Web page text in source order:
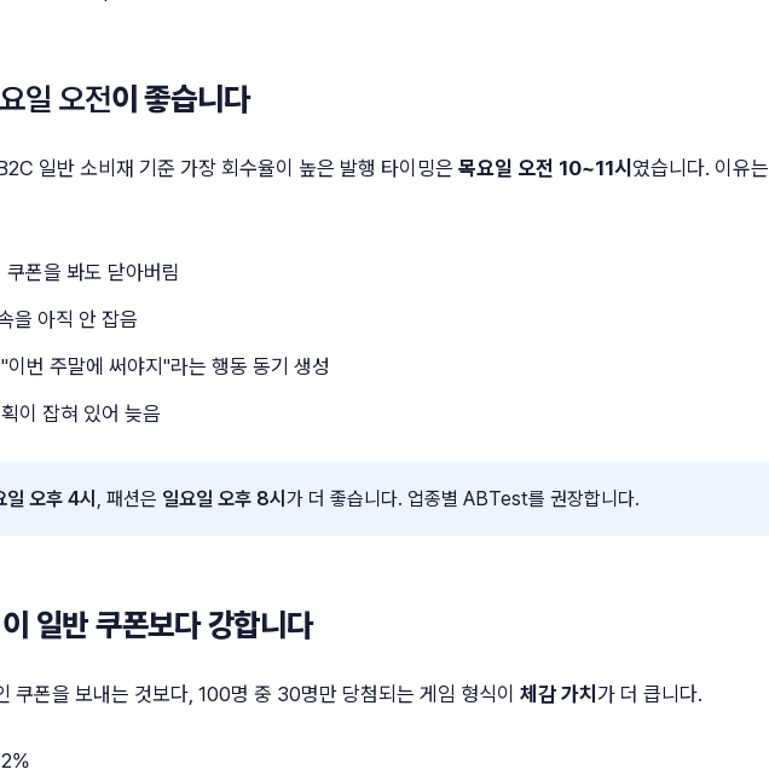
일 오전이 좋습니다
일반 소비재 기준 가장 회수율이 높은 발행 타이밍은 목요일 오전 10~11시 였습니다. 이유는
폰을 봐도 닫아버림
을 아직 안 잡음
번 주말에 써야지"라는 행동 동기 생성
이 잡혀 있어 늦음
일 오후 4시 , 패션은 일요일 오후 8시 가 더 좋습니다. 업종별 ABTest를 권장합니다.
일반 쿠폰보다 강합니다
쿠폰을 보내는 것보다, 100명 중 30명만 당첨되는 게임 형식이 체감 가치 가 더 큽니다.